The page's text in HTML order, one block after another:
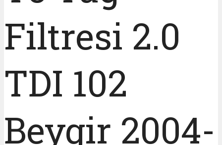
Filtresi 2.0
TDI 102
Beygir 2004-